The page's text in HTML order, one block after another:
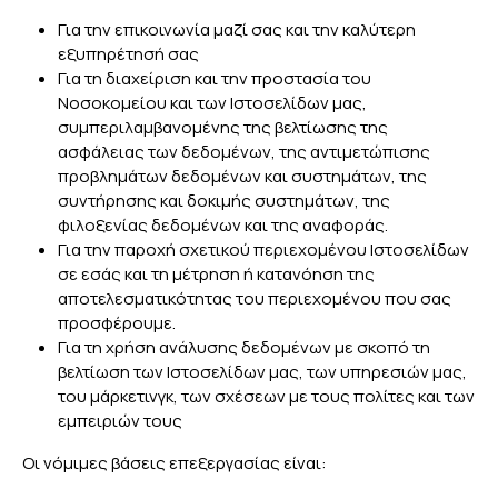
Για την επικοινωνία μαζί σας και την καλύτερη
εξυπηρέτησή σας
Για τη διαχείριση και την προστασία του
Νοσοκομείου και των Ιστοσελίδων μας,
συμπεριλαμβανομένης της βελτίωσης της
ασφάλειας των δεδομένων, της αντιμετώπισης
προβλημάτων δεδομένων και συστημάτων, της
συντήρησης και δοκιμής συστημάτων, της
φιλοξενίας δεδομένων και της αναφοράς.
Για την παροχή σχετικού περιεχομένου Ιστοσελίδων
σε εσάς και τη μέτρηση ή κατανόηση της
αποτελεσματικότητας του περιεχομένου που σας
προσφέρουμε.
Για τη χρήση ανάλυσης δεδομένων με σκοπό τη
βελτίωση των Ιστοσελίδων μας, των υπηρεσιών μας,
του μάρκετινγκ, των σχέσεων με τους πολίτες και των
εμπειριών τους
Οι νόμιμες βάσεις επεξεργασίας είναι: